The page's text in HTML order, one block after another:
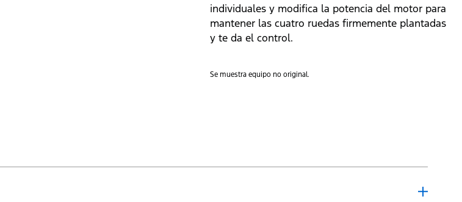
individuales y modifica la potencia del motor para
mantener las cuatro ruedas firmemente plantadas
y te da el control.
Se muestra equipo no original.